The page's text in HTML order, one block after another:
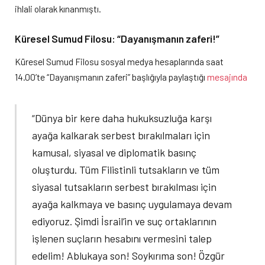
ihlali olarak kınanmıştı.
Küresel Sumud Filosu: “Dayanışmanın zaferi!”
Küresel Sumud Filosu sosyal medya hesaplarında saat
14.00’te “Dayanışmanın zaferi” başlığıyla paylaştığı mesajında
“Dünya bir kere daha hukuksuzluğa karşı
ayağa kalkarak serbest bırakılmaları için
kamusal, siyasal ve diplomatik basınç
oluşturdu. Tüm Filistinli tutsakların ve tüm
siyasal tutsakların serbest bırakılması için
ayağa kalkmaya ve basınç uygulamaya devam
ediyoruz. Şimdi İsrail’in ve suç ortaklarının
işlenen suçların hesabını vermesini talep
edelim! Ablukaya son! Soykırıma son! Özgür